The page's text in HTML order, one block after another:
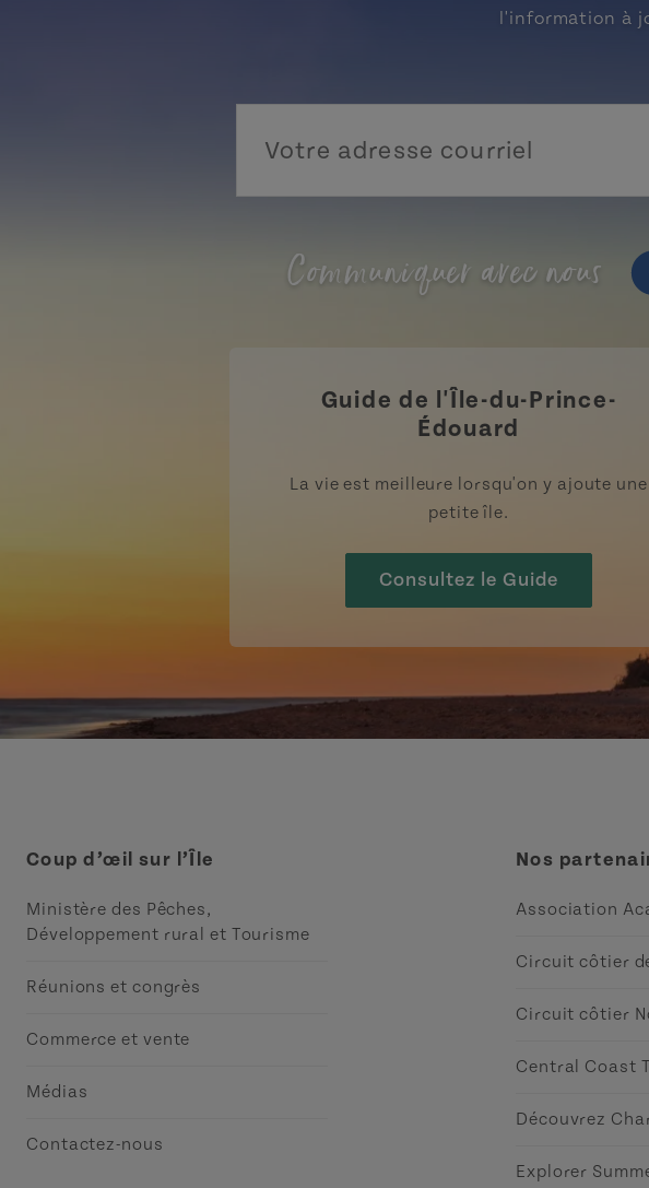
l'information à
Communiquer avec nous
Guide de l'Île-du-Prince-
Édouard
La vie est meilleure lorsqu'on y ajoute une
petite île.
Consultez le Guide
Coup d’œil sur l’Île
Ministère des Pêches,
Développement rural et Tourisme
Réunions et congrès
Commerce et vente
Médias
Contactez-nous
Nos
Association
Circuit côtier
Circuit côtier
Central Coast
Découvrez
Explorer